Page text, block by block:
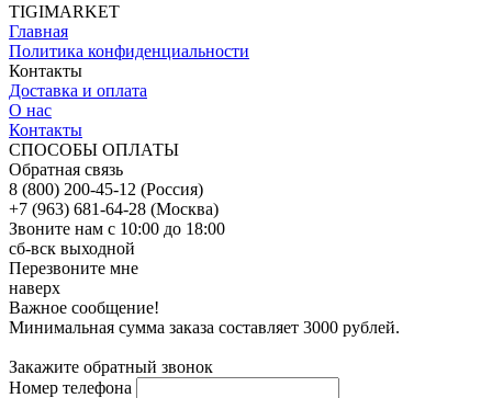
TIGIMARKET
Главная
Политика конфиденциальности
Контакты
Доставка и оплата
О нас
Контакты
СПОСОБЫ ОПЛАТЫ
Обратная связь
8 (800) 200-45-12 (Россия)
+7 (963) 681-64-28 (Москва)
Звоните нам с 10:00 до 18:00
сб-вск выходной
Перезвоните мне
наверх
Важное сообщение!
Минимальная сумма заказа составляет 3000 рублей.
Закажите обратный звонок
Номер телефона